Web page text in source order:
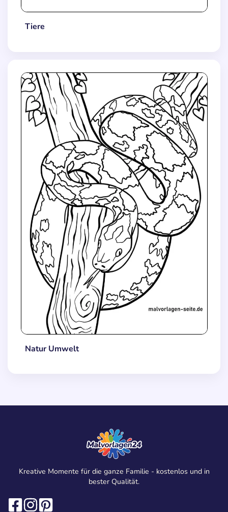
Tiere
Natur Umwelt
Kreative Momente für die ganze Familie - kostenlos und in
bester Qualität.